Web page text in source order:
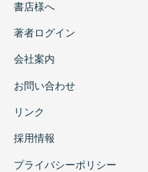
書店様へ
著者ログイン
会社案内
お問い合わせ
リンク
採用情報
プライバシーポリシー